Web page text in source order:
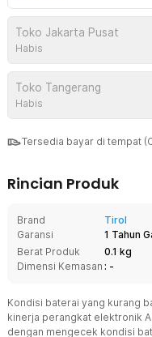
Toko Jakarta Pusat
Habis
Toko Tangerang
Habis
Tersedia bayar di tempat
Rincian Produk
Brand
Tirol
Garansi
1 Tahun
Berat Produk
0.1 kg
Dimensi Kemasan : -
Kondisi baterai yang kurang
kinerja perangkat elektronik
dengan mengecek kondisi